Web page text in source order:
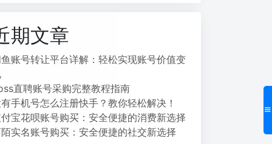
期文章
账号转让平台详解：轻松实现账号价值变
直聘账号采购完整教程指南
手机号怎么注册快手？教你轻松解决！
宝花呗账号购买：安全便捷的消费新选择
实名账号购买：安全便捷的社交新选择